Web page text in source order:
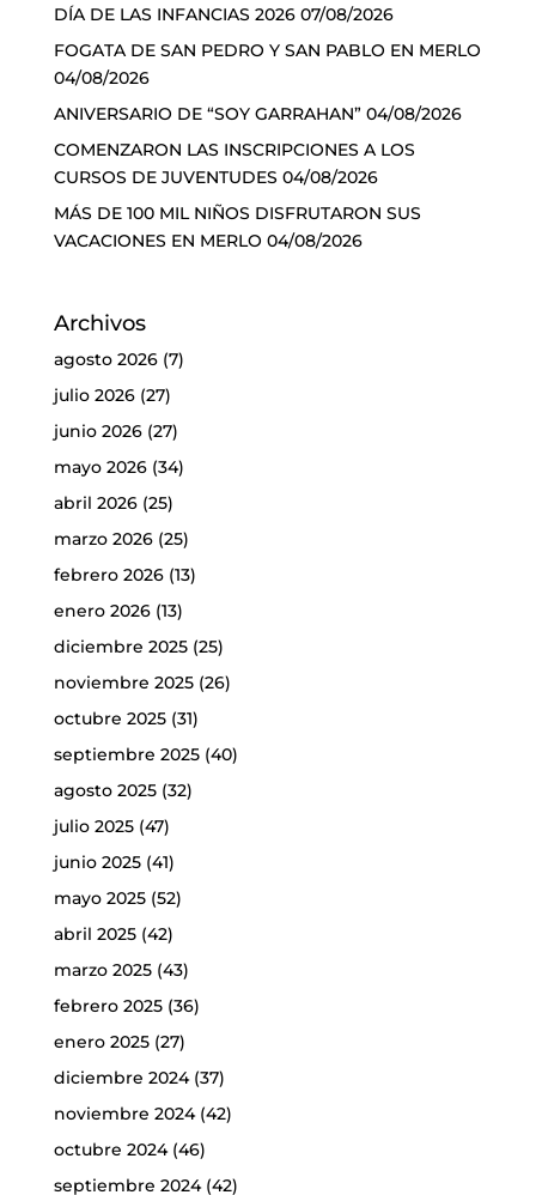
DÍA DE LAS INFANCIAS 2026 07/08/2026
FOGATA DE SAN PEDRO Y SAN PABLO EN MERLO
04/08/2026
ANIVERSARIO DE “SOY GARRAHAN” 04/08/2026
COMENZARON LAS INSCRIPCIONES A LOS
CURSOS DE JUVENTUDES 04/08/2026
MÁS DE 100 MIL NIÑOS DISFRUTARON SUS
VACACIONES EN MERLO 04/08/2026
Archivos
agosto 2026(7)
julio 2026(27)
junio 2026(27)
mayo 2026(34)
abril 2026(25)
marzo 2026(25)
febrero 2026(13)
enero 2026(13)
diciembre 2025(25)
noviembre 2025(26)
octubre 2025(31)
septiembre 2025(40)
agosto 2025(32)
julio 2025(47)
junio 2025(41)
mayo 2025(52)
abril 2025(42)
marzo 2025(43)
febrero 2025(36)
enero 2025(27)
diciembre 2024(37)
noviembre 2024(42)
octubre 2024(46)
septiembre 2024(42)